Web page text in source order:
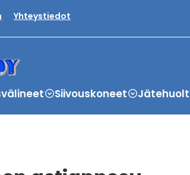
Yhteystiedot
Siivouskoneet